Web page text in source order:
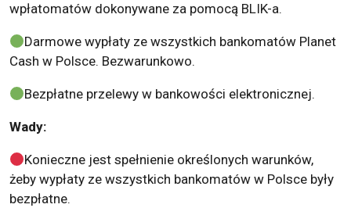
wpłatomatów dokonywane za pomocą BLIK-a.
Darmowe wypłaty ze wszystkich bankomatów Planet
Cash w Polsce. Bezwarunkowo.
Bezpłatne przelewy w bankowości elektronicznej.
Wady:
Konieczne jest spełnienie określonych warunków,
żeby wypłaty ze wszystkich bankomatów w Polsce były
bezpłatne.